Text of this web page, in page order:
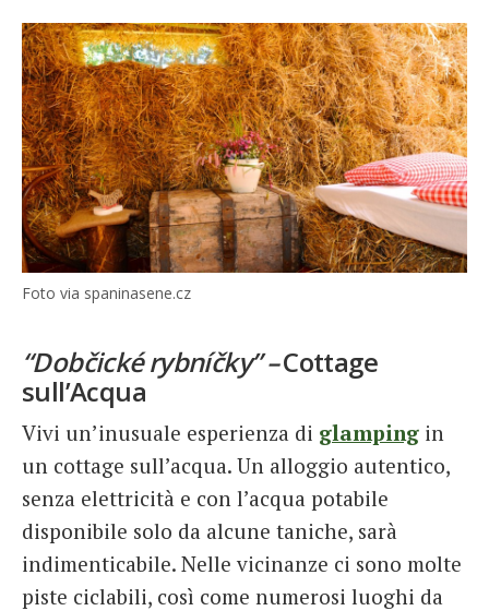
Foto via spaninasene.cz
“Dobčické rybníčky” –Cottage
sull’Acqua
Vivi un’inusuale esperienza di glamping in
un cottage sull’acqua. Un alloggio autentico,
senza elettricità e con l’acqua potabile
disponibile solo da alcune taniche, sarà
indimenticabile. Nelle vicinanze ci sono molte
piste ciclabili, così come numerosi luoghi da